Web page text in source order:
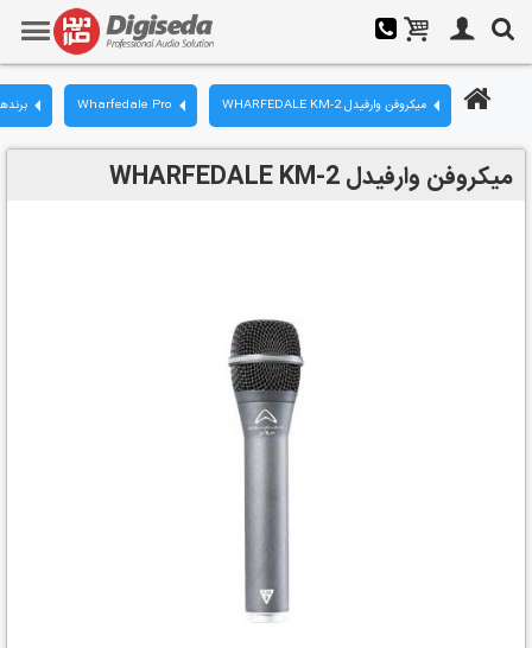
Wharfedale Pro میکروفن وارفیدل WHARFEDALE KM-2
میکروفن وارفیدل WHARFEDALE KM-2